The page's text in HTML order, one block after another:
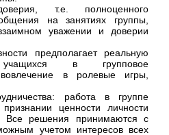
т.е. полноценного
на занятиях группы,
уважении и доверии
предполагает реальную
учащихся в групповое
вовлечение в ролевые игры,
работа в группе
ценности личности
Все решения принимаются с
учетом интересов всех